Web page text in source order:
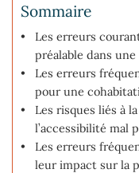
Sommaire
Les erreurs
préalable dans
Les erreurs
pour une
Les risques liés à
l’accessibilité mal
Les erreurs
leur impact sur la